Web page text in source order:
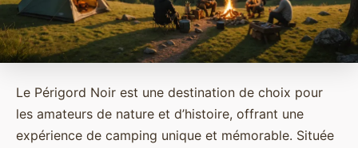
Le Périgord Noir est une destination de choix pour
les amateurs de nature et d’histoire, offrant une
expérience de camping unique et mémorable. Située